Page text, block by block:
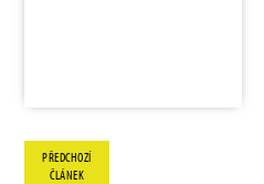
PŘEDCHOZÍ
ČLÁNEK